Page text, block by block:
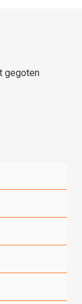
gegoten